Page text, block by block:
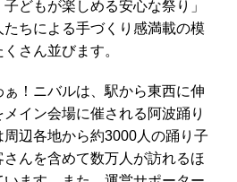
どもが楽しめる安心な祭り」
ちによる手づくり感満載の模
さん並びます。
！ニバルは、駅から東西に伸
イン会場に催される阿波踊り
辺各地から約3000人の踊り子
んを含めて数万人が訪れるほ